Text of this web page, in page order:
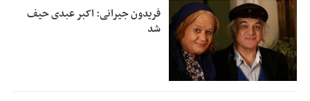
فریدون جیرانی: اکبر عبدی حیف
شد